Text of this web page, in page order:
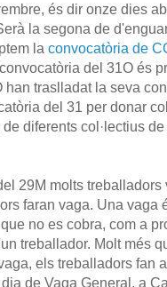
és dir onze dies
la segona de
la convocatòria de
del 31O és
han traslladat la seva
del 31 per donar
diferents col·lectius
29M molts
faran vaga. Una vaga
no es cobra, com a
treballador. Molt més
els treballadors fan
de Vaga General, a